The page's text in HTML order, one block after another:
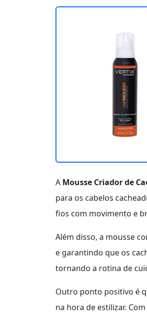
A Mousse Criador de
para os cabelos
fios com movimento e
Além disso, a mousse
e garantindo que os
tornando a rotina de
Outro ponto positivo é
na hora de estilizar. Com